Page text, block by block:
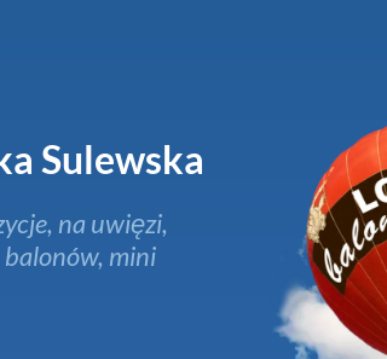
Sulewska
na uwięzi,
balonów, mini